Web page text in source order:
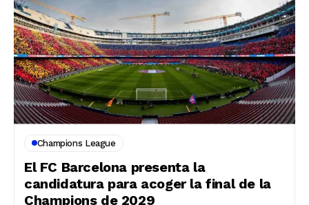
Champions League
El FC Barcelona presenta la
candidatura para acoger la final de la
Champions de 2029